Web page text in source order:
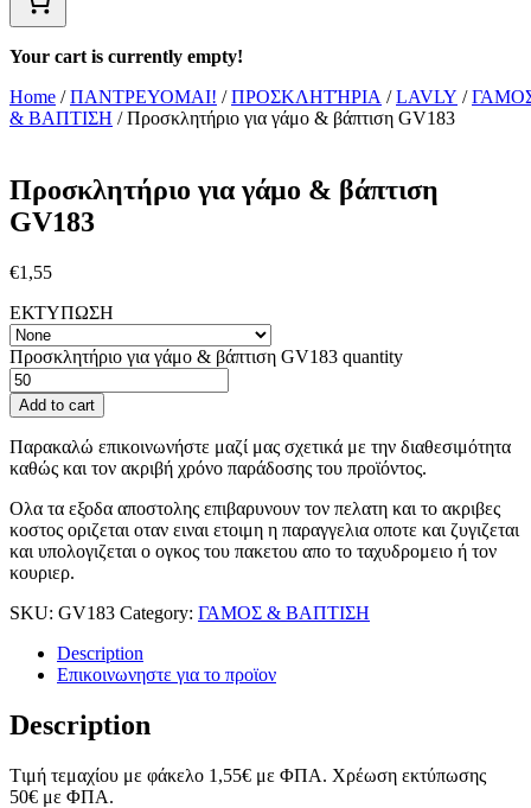
Your cart is currently empty!
Home /ΠΑΝΤΡΕΥΟΜΑΙ! /ΠΡΟΣΚΛΗΤΉΡΙΑ /LAVLY /
& ΒΑΠΤΙΣΗ / Προσκλητήριο για γάμο & βάπτιση GV183
Προσκλητήριο για γάμο & βάπτιση
GV183
€1,55
ΕΚΤΥΠΩΣΗ
Προσκλητήριο για γάμο & βάπτιση GV183 quantity
Add to cart
Παρακαλώ επικοινωνήστε μαζί μας σχετικά με την διαθεσιμότητα
καθώς και τον ακριβή χρόνο παράδοσης του προϊόντος.
Ολα τα εξοδα αποστολης επιβαρυνουν τον πελατη και το ακριβες
κοστος οριζεται οταν ειναι ετοιμη η παραγγελια οποτε και ζυγιζεται
και υπολογιζεται ο ογκος του πακετου απο το ταχυδρομειο ή τον
κουριερ.
SKU: GV183 Category: ΓΑΜΟΣ & ΒΑΠΤΙΣΗ
Description
Επικοινωνηστε για το προϊoν
Description
Tιμή τεμαχίου με φάκελο 1,55€ με ΦΠΑ. Χρέωση εκτύπωσης
50€ με ΦΠΑ.